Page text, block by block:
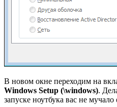
В новом окне переходим на
Windows Setup (\windows).
запуске ноутбука вас не